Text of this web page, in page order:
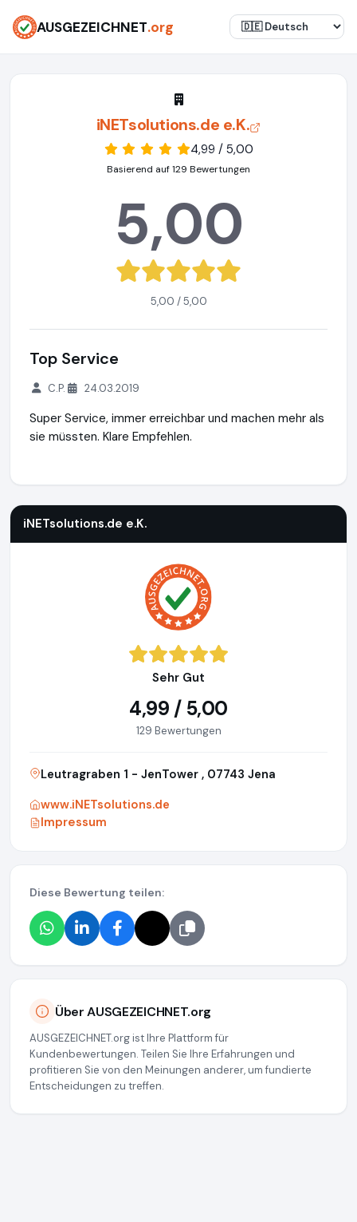
AUSGEZEICHNET.org
iNETsolutions.de e.K.
4,99 / 5,00
Basierend auf 129 Bewertungen
5,00
5,00 / 5,00
Top Service
C.P. 24.03.2019
Super Service, immer erreichbar und machen mehr als
sie müssten. Klare Empfehlen.
iNETsolutions.de e.K.
Sehr Gut
4,99 / 5,00
129 Bewertungen
Leutragraben 1 - JenTower , 07743 Jena
www.iNETsolutions.de
Impressum
Diese Bewertung teilen:
Über AUSGEZEICHNET.org
AUSGEZEICHNET.org ist Ihre Plattform für
Kundenbewertungen. Teilen Sie Ihre Erfahrungen und
profitieren Sie von den Meinungen anderer, um fundierte
Entscheidungen zu treffen.